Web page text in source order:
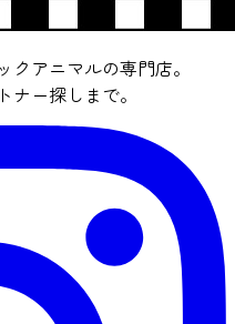
アニマルの専門店。
ー探しまで。